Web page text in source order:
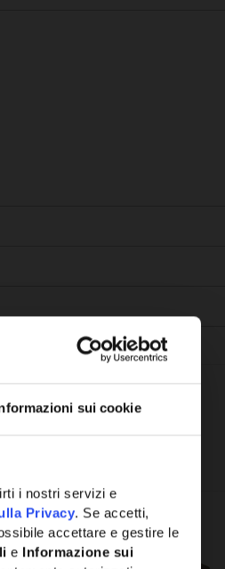
sui cookie
i nostri servizi e
Privacy. Se accetti,
accettare e gestire le
e Informazione sui